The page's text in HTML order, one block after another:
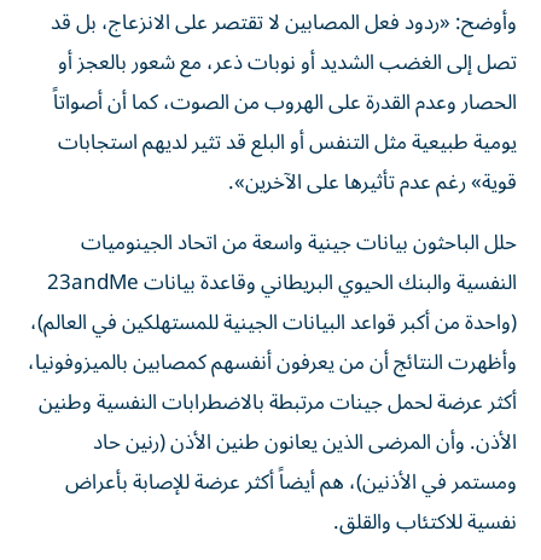
وأوضح: «ردود فعل المصابين لا تقتصر على الانزعاج، بل قد
تصل إلى الغضب الشديد أو نوبات ذعر، مع شعور بالعجز أو
الحصار وعدم القدرة على الهروب من الصوت، كما أن أصواتاً
يومية طبيعية مثل التنفس أو البلع قد تثير لديهم استجابات
قوية» رغم عدم تأثيرها على الآخرين».
حلل الباحثون بيانات جينية واسعة من اتحاد الجينوميات
النفسية والبنك الحيوي البريطاني وقاعدة بيانات 23andMe
(واحدة من أكبر قواعد البيانات الجينية للمستهلكين في العالم)،
وأظهرت النتائج أن من يعرفون أنفسهم كمصابين بالميزوفونيا،
أكثر عرضة لحمل جينات مرتبطة بالاضطرابات النفسية وطنين
الأذن. وأن المرضى الذين يعانون طنين الأذن (رنين حاد
ومستمر في الأذنين)، هم أيضاً أكثر عرضة للإصابة بأعراض
نفسية للاكتئاب والقلق.